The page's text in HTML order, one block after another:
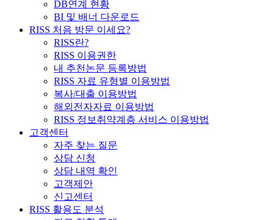
DB연계 현황
BI 및 배너 다운로드
RISS 처음 방문 이세요?
RISS란?
RISS 이용권한
내 추천논문 등록방법
RISS 자료 유형별 이용방법
복사/대출 이용방법
해외전자자료 이용방법
RISS 정보취약계층 서비스 이용방법
고객센터
자주 찾는 질문
상담 신청
상담 내역 확인
고객제안
신고센터
RISS 활용도 분석